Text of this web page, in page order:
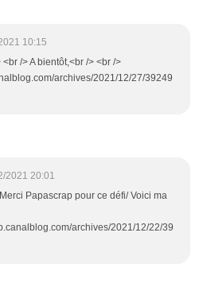
10:15
/> A bientôt,<br /> <br />
archives/2021/12/27/39249
2021 20:01
Papascrap pour ce défi/ Voici ma
archives/2021/12/22/39